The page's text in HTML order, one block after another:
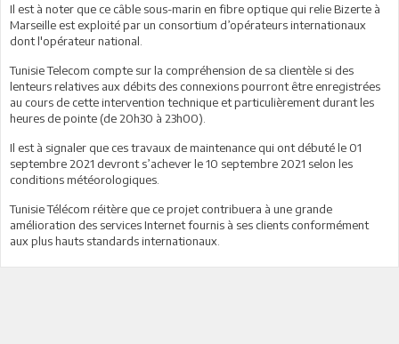
Il est à noter que ce câble sous-marin en fibre optique qui relie Bizerte à
Marseille est exploité par un consortium d’opérateurs internationaux
dont l'opérateur national.
Tunisie Telecom compte sur la compréhension de sa clientèle si des
lenteurs relatives aux débits des connexions pourront être enregistrées
au cours de cette intervention technique et particulièrement durant les
heures de pointe (de 20h30 à 23h00).
Il est à signaler que ces travaux de maintenance qui ont débuté le 01
septembre 2021 devront s’achever le 10 septembre 2021 selon les
conditions météorologiques.
Tunisie Télécom réitère que ce projet contribuera à une grande
amélioration des services Internet fournis à ses clients conformément
aux plus hauts standards internationaux.